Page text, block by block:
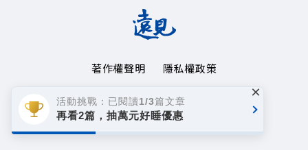
著作權聲明
隱私權政策
Copyright© 1999~2026
遠見天下文化事業群. All rights reserved.
活動挑戰：已閱讀1/3篇文章
再看2篇，抽萬元好睡優惠
×